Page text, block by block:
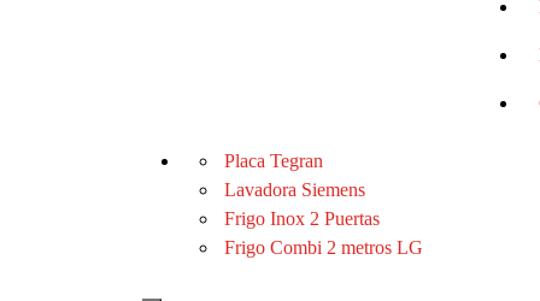
Placa Tegran
Lavadora Siemens
Frigo Inox 2 Puertas
Frigo Combi 2 metros LG